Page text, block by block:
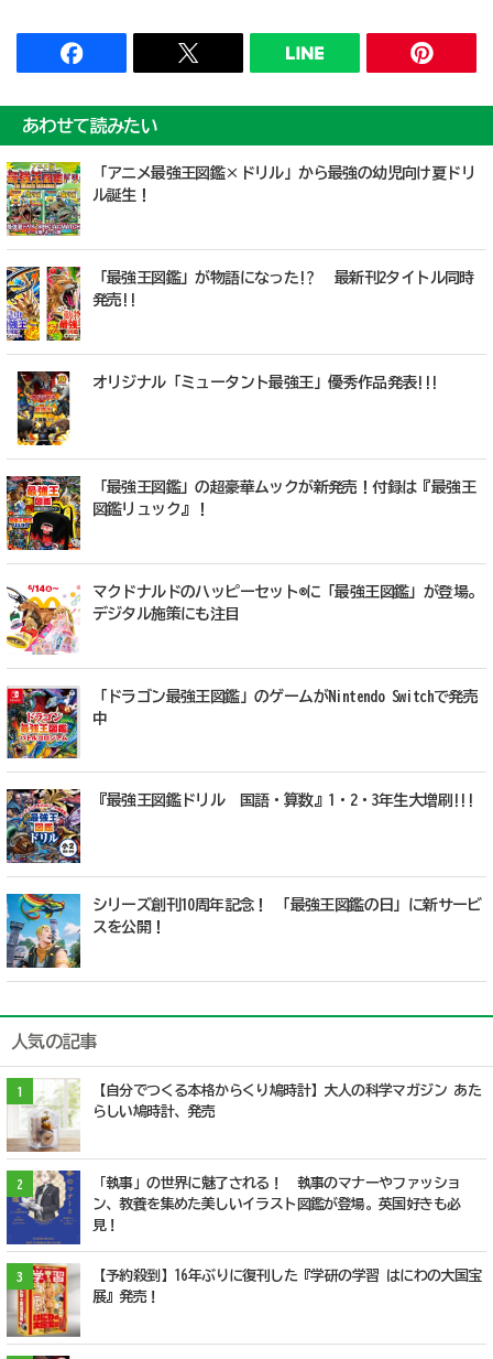
あわせて読みたい
「アニメ最強王図鑑×ドリル」から最強の幼児向け夏ドリ
ル誕生！
「最強王図鑑」が物語になった!? 最新刊2タイトル同時
発売!!
オリジナル「ミュータント最強王」優秀作品発表!!!
「最強王図鑑」の超豪華ムックが新発売！付録は『最強王
図鑑リュック』！
マクドナルドのハッピーセット®に「最強王図鑑」が登場。
デジタル施策にも注目
「ドラゴン最強王図鑑」のゲームがNintendo Switchで発売
中
『最強王図鑑ドリル 国語・算数』1・2・3年生大増刷!!!
シリーズ創刊10周年記念！ 「最強王図鑑の日」に新サービ
スを公開！
人気の記事
1
【自分でつくる本格からくり鳩時計】大人の科学マガジン あた
らしい鳩時計、発売
2
「執事」の世界に魅了される！ 執事のマナーやファッショ
ン、教養を集めた美しいイラスト図鑑が登場。英国好きも必
見！
3
【予約殺到】16年ぶりに復刊した『学研の学習 はにわの大国宝
展』発売！